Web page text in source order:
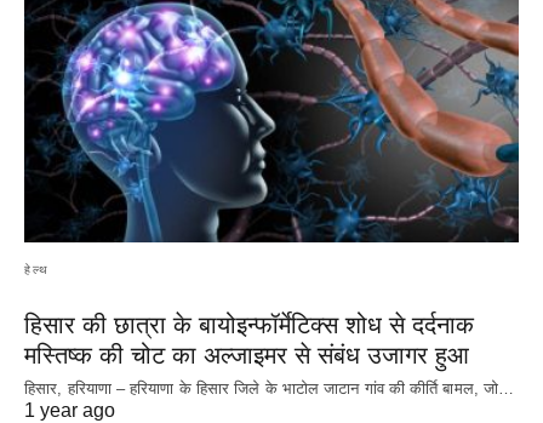
हेल्थ
हिसार की छात्रा के बायोइन्फॉर्मेटिक्स शोध से दर्दनाक
मस्तिष्क की चोट का अल्जाइमर से संबंध उजागर हुआ
हिसार, हरियाणा – हरियाणा के हिसार जिले के भाटोल जाटान गांव की कीर्ति बामल, जो…
1 year ago